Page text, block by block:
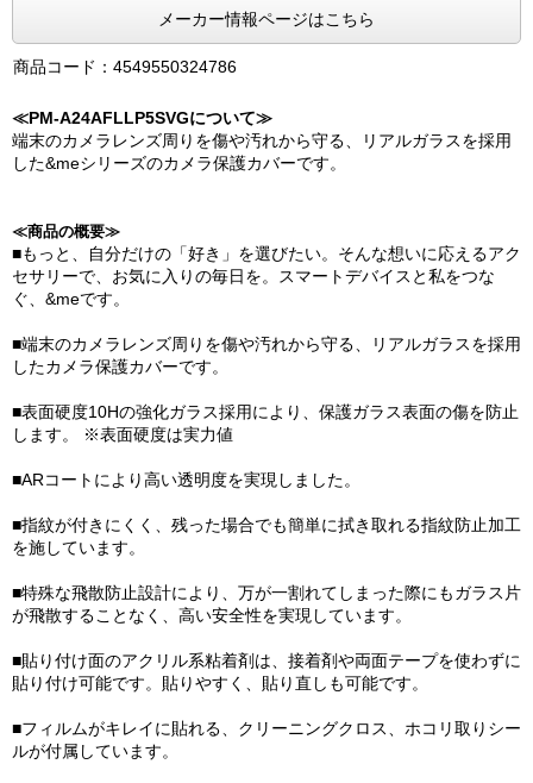
メーカー情報ページはこちら
商品コード：4549550324786
≪PM-A24AFLLP5SVGについて≫
端末のカメラレンズ周りを傷や汚れから守る、リアルガラスを採用
した&meシリーズのカメラ保護カバーです。
≪商品の概要≫
■もっと、自分だけの「好き」を選びたい。そんな想いに応えるアク
セサリーで、お気に入りの毎日を。スマートデバイスと私をつな
ぐ、&meです。
■端末のカメラレンズ周りを傷や汚れから守る、リアルガラスを採用
したカメラ保護カバーです。
■表面硬度10Hの強化ガラス採用により、保護ガラス表面の傷を防止
します。 ※表面硬度は実力値
■ARコートにより高い透明度を実現しました。
■指紋が付きにくく、残った場合でも簡単に拭き取れる指紋防止加工
を施しています。
■特殊な飛散防止設計により、万が一割れてしまった際にもガラス片
が飛散することなく、高い安全性を実現しています。
■貼り付け面のアクリル系粘着剤は、接着剤や両面テープを使わずに
貼り付け可能です。貼りやすく、貼り直しも可能です。
■フィルムがキレイに貼れる、クリーニングクロス、ホコリ取りシー
ルが付属しています。